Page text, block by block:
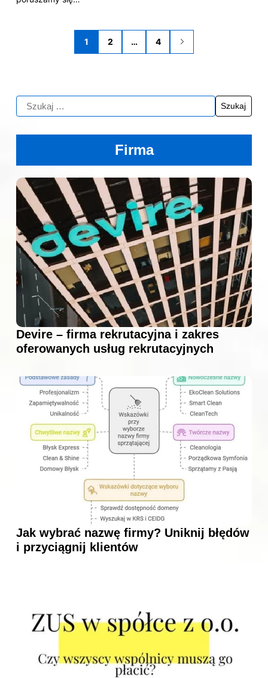
1 2 … 4
Firma
Devire – firma rekrutacyjna i zakres
oferowanych usług rekrutacyjnych
Jak wybrać nazwę firmy? Uniknij błędów
i przyciągnij klientów